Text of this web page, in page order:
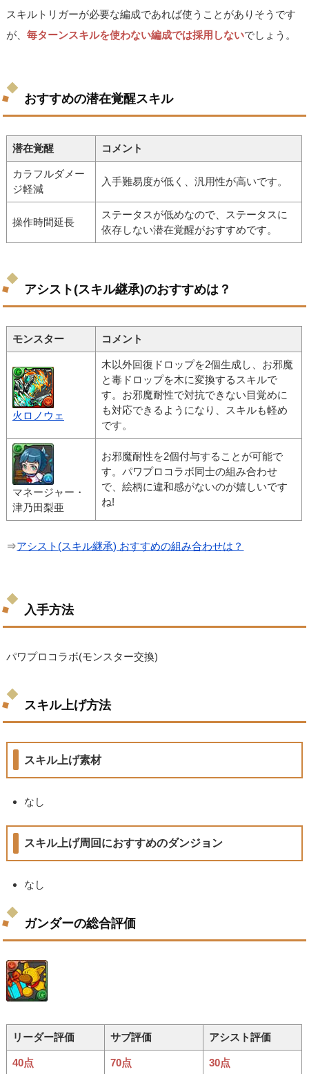
スキルトリガーが必要な編成であれば使うことがありそうです
が、毎ターンスキルを使わない編成では採用しないでしょう。
おすすめの潜在覚醒スキル
潜在覚醒 コメント
カラフルダメー
ジ軽減
入手難易度が低く、汎用性が高いです。
操作時間延長
ステータスが低めなので、ステータスに
依存しない潜在覚醒がおすすめです。
アシスト(スキル継承)のおすすめは？
モンスター コメント
火ロノウェ
木以外回復ドロップを2個生成し、お邪魔
と毒ドロップを木に変換するスキルで
す。お邪魔耐性で対抗できない目覚めに
も対応できるようになり、スキルも軽め
です。
マネージャー・
津乃田梨亜
お邪魔耐性を2個付与することが可能で
す。パワプロコラボ同士の組み合わせ
で、絵柄に違和感がないのが嬉しいです
ね!
⇒アシスト(スキル継承) おすすめの組み合わせは？
入手方法
パワプロコラボ(モンスター交換)
スキル上げ方法
スキル上げ素材
なし
スキル上げ周回におすすめのダンジョン
なし
ガンダーの総合評価
リーダー評価 サブ評価 アシスト評価
40点 70点 30点